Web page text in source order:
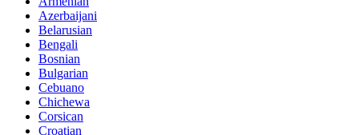
Azerbaijani
Belarusian
Bengali
Bosnian
Bulgarian
Cebuano
Chichewa
Corsican
Croatian